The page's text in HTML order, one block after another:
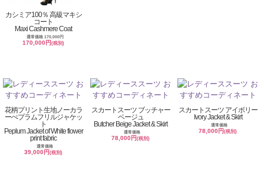
カシミア100％ 高級マキシ
コート
Maxi Cashmere Coat
通常価格 170,000円
170,000円(税別)
花柄プリント生地ノーカラ
ーぺプラムフリルジャケッ
ト
Peplum Jacket of White flower
print fabric
通常価格
39,000円(税別)
スカートスーツ ブッチャー
ベージュ
Butcher Beige Jacket & Skirt
通常価格
78,000円(税別)
スカートスーツ アイボリー
Ivory Jacket & Skirt
通常価格
78,000円(税別)